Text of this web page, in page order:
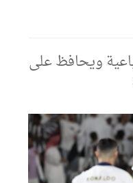
ويحافظ على